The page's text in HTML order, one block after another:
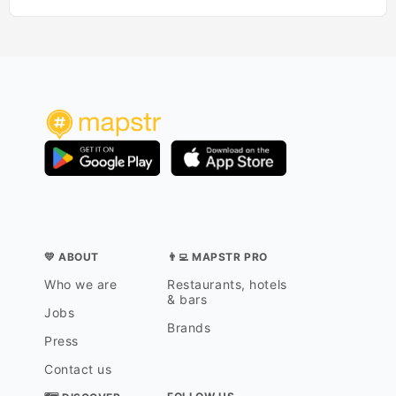
💛 ABOUT
Who we are
Jobs
Press
Contact us
👨‍💻 MAPSTR PRO
Restaurants, hotels
& bars
Brands